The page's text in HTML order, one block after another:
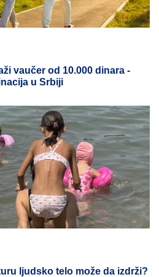
vaučer od 10.000 dinara -
u Srbiji
ljudsko telo može da izdrži?